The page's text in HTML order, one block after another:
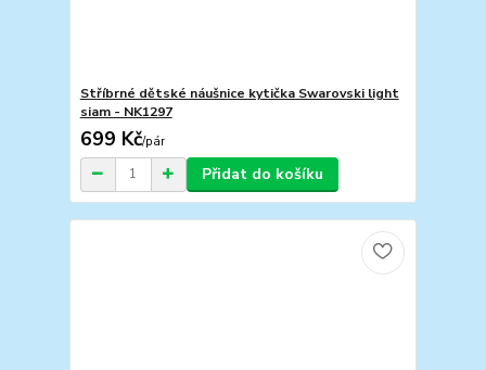
Stříbrné dětské náušnice kytička Swarovski light
siam - NK1297
699 Kč/pár
Přidat do košíku